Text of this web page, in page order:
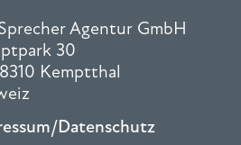
Agentur GmbH
30
Kemptthal
Datenschutz